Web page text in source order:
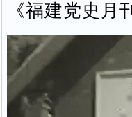
《福建党史月